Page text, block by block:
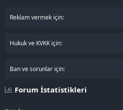
Reklam vermek için:
Hukuk ve KVKK için:
Ban ve sorunlar için:
Forum İstatistikleri